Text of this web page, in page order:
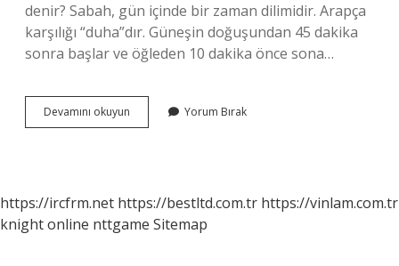
denir? Sabah, gün içinde bir zaman dilimidir. Arapça
karşılığı “duha”dır. Güneşin doğuşundan 45 dakika
sonra başlar ve öğleden 10 dakika önce sona…
Devamını okuyun
Seher
Yorum Bırak
https://ircfrm.net https://bestltd.com.tr https://vinlam.com.tr
knight online nttgame Sitemap